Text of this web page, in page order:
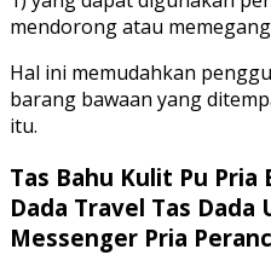
mendorong atau
Hal ini memudahkan
barang bawaan yang
itu.
Tas Bahu Kulit Pu Pria
Dada Travel Tas Dada
Messenger Pria